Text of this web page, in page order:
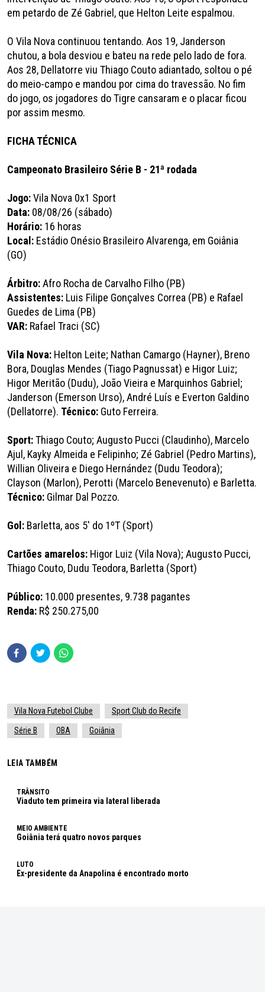
em petardo de Zé Gabriel, que Helton Leite espalmou.
O Vila Nova continuou tentando. Aos 19, Janderson
chutou, a bola desviou e bateu na rede pelo lado de fora.
Aos 28, Dellatorre viu Thiago Couto adiantado, soltou o pé
do meio-campo e mandou por cima do travessão. No fim
do jogo, os jogadores do Tigre cansaram e o placar ficou
por assim mesmo.
FICHA TÉCNICA
Campeonato Brasileiro Série B - 21ª rodada
Jogo:Vila Nova 0x1 Sport
Data: 08/08/26 (sábado)
Horário: 16 horas
Local: Estádio Onésio Brasileiro Alvarenga, em Goiânia
(GO)
Árbitro:Afro Rocha de Carvalho Filho (PB)
Assistentes: Luis Filipe Gonçalves Correa (PB) e Rafael
Guedes de Lima (PB)
VAR: Rafael Traci (SC)
Vila Nova: Helton Leite; Nathan Camargo (Hayner), Breno
Bora, Douglas Mendes (Tiago Pagnussat) e Higor Luiz;
Higor Meritão (Dudu), João Vieira e Marquinhos Gabriel;
Janderson (Emerson Urso), André Luís e Everton Galdino
(Dellatorre). Técnico: Guto Ferreira.
Sport:Thiago Couto; Augusto Pucci (Claudinho), Marcelo
Ajul, Kayky Almeida e Felipinho; Zé Gabriel (Pedro Martins),
Willian Oliveira e Diego Hernández (Dudu Teodora);
Clayson (Marlon), Perotti (Marcelo Benevenuto) e Barletta.
Técnico: Gilmar Dal Pozzo.
Gol: Barletta, aos 5' do 1ºT (Sport)
Cartões amarelos: Higor Luiz (Vila Nova); Augusto Pucci,
Thiago Couto, Dudu Teodora, Barletta (Sport)
Público: 10.000 presentes, 9.738 pagantes
Renda: R$ 250.275,00
Vila Nova Futebol Clube Sport Club do Recife
Série B OBA Goiânia
LEIA TAMBÉM
TRÂNSITO
Viaduto tem primeira via lateral liberada
MEIO AMBIENTE
Goiânia terá quatro novos parques
LUTO
Ex-presidente da Anapolina é encontrado morto